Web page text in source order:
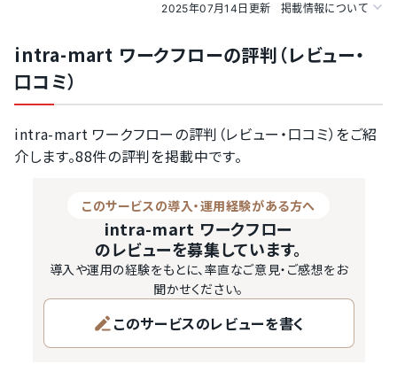
2025年07月14日更新 掲載情報について
intra-mart ワークフローの評判（レビュー・
口コミ）
intra-mart ワークフローの評判（レビュー・口コミ）をご紹
介します。88件の評判を掲載中です。
このサービスの導入・運用経験がある方へ
intra-mart ワークフロー
のレビューを募集しています。
導入や運用の経験をもとに、率直なご意見・ご感想をお
聞かせください。
このサービスのレビューを書く